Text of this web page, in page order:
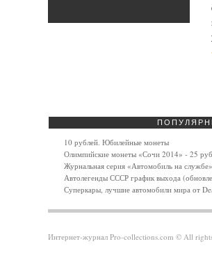
10 рублей. Юбилейные монеты
Олимпийские монеты «Сочи 2014» - 25
Журнальная серия «Автомобиль на
Автолегенды СССР график выхода
Суперкары, лучшие автомобили мира от
Интернет-журнал Pro-collections.com © All